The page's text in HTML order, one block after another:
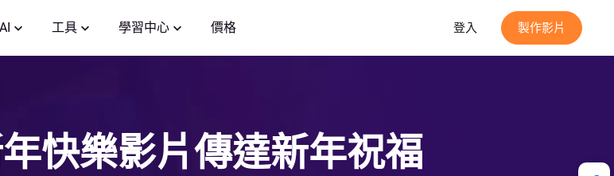
AI 工具 學習中心 價格 登入 製作影片
快樂影片傳達新年祝福